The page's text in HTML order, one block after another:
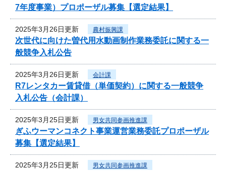
7年度事業）プロポーザル募集【選定結果】
2025年3月26日更新 農村振興課
次世代に向けた曽代用水動画制作業務委託に関する一
般競争入札公告
2025年3月26日更新 会計課
R7レンタカー賃貸借（単価契約）に関する一般競争
入札公告（会計課）
2025年3月25日更新 男女共同参画推進課
ぎふウーマンコネクト事業運営業務委託プロポーザル
募集【選定結果】
2025年3月25日更新 男女共同参画推進課